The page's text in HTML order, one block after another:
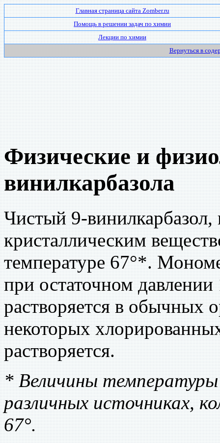
Главная страница сайта Zomber.ru
Помощь в решении задач по химии
Лекции по химии
Вернуться в
Физические и
винилкарбазола
Чистый 9-винилкарбазол,
кристаллическим
температуре 67°*.
при остаточном
растворяется в обычных
некоторых
растворяется.
* Величины температуры
различных источниках,
67°.